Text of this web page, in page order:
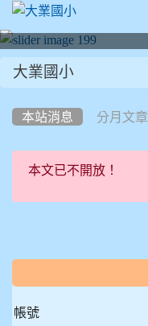
大業國小
本站消息 分月文章
本文已不開放！
:::
帳號